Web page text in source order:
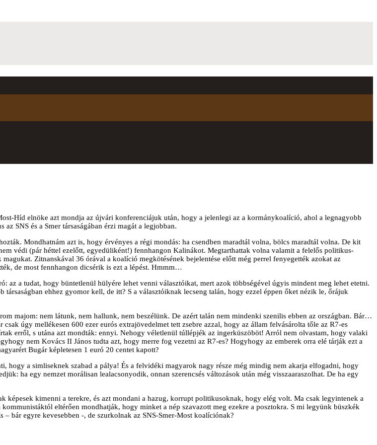
Híd elnöke azt mondja az újvári konferenciájuk után, hogy a jelenlegi az a kormánykoalíció, ahol a legnagyobb
SNS és a Smer társaságában érzi magát a legjobban.
Mondhatnám azt is, hogy érvényes a régi mondás: ha csendben maradtál volna, bölcs maradtál volna. De kit
védi (pár héttel ezelőtt, egyedüliként!) fennhangon Kalinákot. Megtarthattak volna valamit a felelős politikus-
Zitnanskával 36 órával a koalíció megkötésének bejelentése előtt még perrel fenyegették azokat az
de most fennhangon dicsérik is ezt a lépést. Hmmm…
az a tudat, hogy büntetlenül hülyére lehet venni választóikat, mert azok többségével úgyis mindent meg lehet etetni.
ehhez gyomor kell, de itt? S a választóiknak lecseng talán, hogy ezzel éppen őket nézik le, őrájuk
majom: nem látunk, nem hallunk, nem beszélünk. De azért talán nem mindenki szenilis ebben az országban. Bár…
úgy mellékesen 600 ezer eurós extrajövedelmet tett zsebre azzal, hogy az állam felvásárolta tőle az R7-es
erről, s utána azt mondták: ennyi. Nehogy véletlenül túllépjék az ingerküszöböt! Arról nem olvastam, hogy valaki
nem Kovács II János tudta azt, hogy merre fog vezetni az R7-es? Hogyhogy az emberek orra elé tárják ezt a
Bugár képletesen 1 euró 20 centet kapott?
hogy a simliseknek szabad a pálya! És a felvidéki magyarok nagy része még mindig nem akarja elfogadni, hogy
ha egy nemzet morálisan lealacsonyodik, onnan szerencsés változások után még visszaaraszolhat. De ha egy
képesek kimenni a terekre, és azt mondani a hazug, korrupt politikusoknak, hogy elég volt. Ma csak legyintenek a
eltérően mondhatják, hogy minket a nép szavazott meg ezekre a posztokra. S mi legyünk büszkék
bár egyre kevesebben -, de szurkolnak az SNS-Smer-Most koalíciónak?